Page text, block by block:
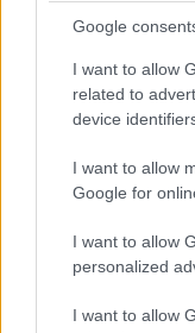
Google
I want to allow
related to
device
I want to allow
Google for
I want to allow
personalized
I want to allow
ΚΟΙΝΩΝΙΑ53 λ. πριν
Καταγγελίες
ανοίξει το
διακορευτή